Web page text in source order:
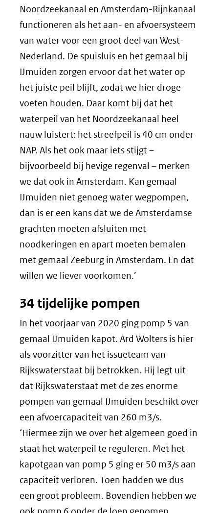
Noordzeekanaal en Amsterdam-Rijnkanaal
functioneren als het aan- en afvoersysteem
van water voor een groot deel van West-
Nederland. De spuisluis en het gemaal bij
IJmuiden zorgen ervoor dat het water op
het juiste peil blijft, zodat we hier droge
voeten houden. Daar komt bij dat het
waterpeil van het Noordzeekanaal heel
nauw luistert: het streefpeil is 40 cm onder
NAP. Als het ook maar iets stijgt –
bijvoorbeeld bij hevige regenval – merken
we dat ook in Amsterdam. Kan gemaal
IJmuiden niet genoeg water wegpompen,
dan is er een kans dat we de Amsterdamse
grachten moeten afsluiten met
noodkeringen en apart moeten bemalen
met gemaal Zeeburg in Amsterdam. En dat
willen we liever voorkomen.’
34 tijdelijke pompen
In het voorjaar van 2020 ging pomp 5 van
gemaal IJmuiden kapot. Ard Wolters is hier
als voorzitter van het issueteam van
Rijkswaterstaat bij betrokken. Hij legt uit
dat Rijkswaterstaat met de zes enorme
pompen van gemaal IJmuiden beschikt over
een afvoercapaciteit van 260 m3/s.
‘Hiermee zijn we over het algemeen goed in
staat het waterpeil te reguleren. Met het
kapotgaan van pomp 5 ging er 50 m3/s aan
capaciteit verloren. Toen hadden we dus
een groot probleem. Bovendien hebben we